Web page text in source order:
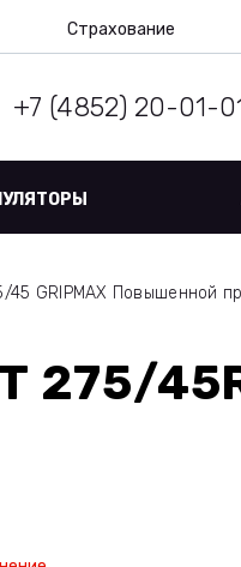
Страхование
+7 (4852) 20-01-
GRIPMAX Повышенной
275/